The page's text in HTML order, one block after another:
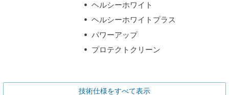
ヘルシーホワイト
ヘルシーホワイトプラス
パワーアップ
プロテクトクリーン
技術仕様をすべて表示